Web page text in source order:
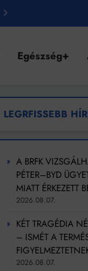
Egészség+
LEGRFISSEBB
A BRFK
PÉTER–BYD
MIATT ÉRKEZETT
2026.08.07.
KÉT TRAGÉDIA
– ISMÉT A
2026.08.07.